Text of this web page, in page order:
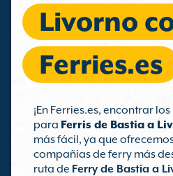
Livorno
Ferries.es
¡En Ferries.es, encontrar
para Ferris de Bastia a
más fácil, ya que
compañías de ferry más
ruta de Ferry de Bastia a